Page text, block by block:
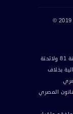
© 2019
الحكمة شركه ذات مسئوليه محدوده ق 159 لسنة 81 ولائحتة
بخلاف
المصري